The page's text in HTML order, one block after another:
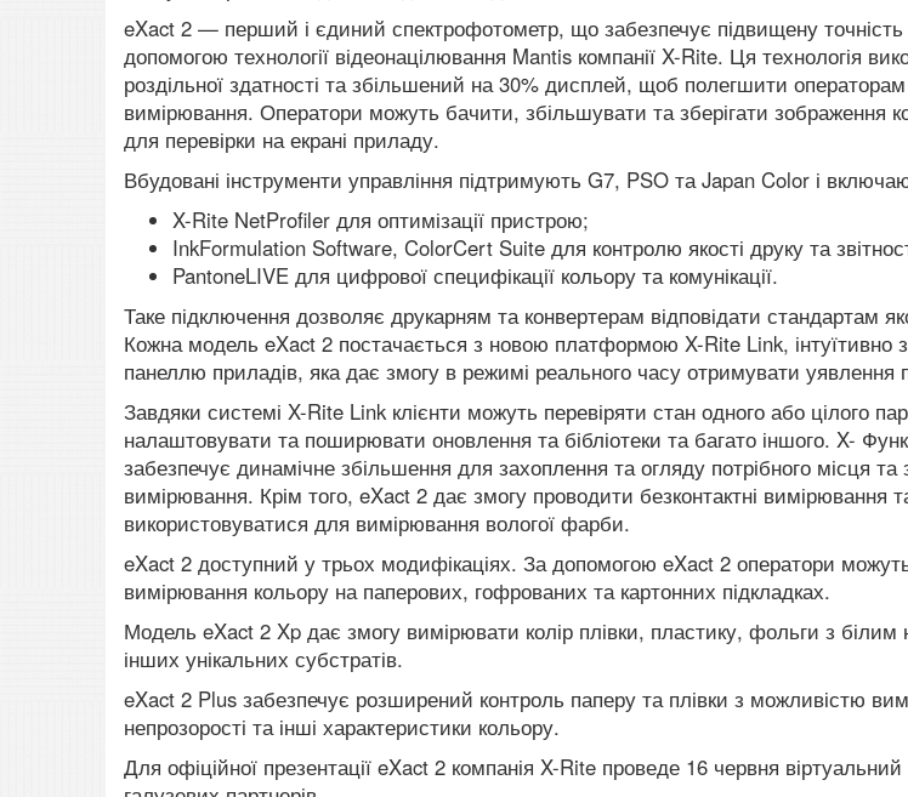
eXact 2 — перший і єдиний спектрофотометр, що забезпечує підвищену
допомогою технології відеонацілювання Mantis компанії X-Rite. Ця технологія
роздільної здатності та збільшений на 30% дисплей, щоб полегшити операторам
вимірювання. Оператори можуть бачити, збільшувати та зберігати зображення
для перевірки на екрані приладу.
Вбудовані інструменти управління підтримують G7, PSO та Japan Color і
X-Rite NetProfiler для оптимізації пристрою;
InkFormulation Software, ColorCert Suite для контролю якості друку та
PantoneLIVE для цифрової специфікації кольору та комунікації.
Таке підключення дозволяє друкарням та конвертерам відповідати стандартам
Кожна модель eXact 2 постачається з новою платформою X-Rite Link, інтуїтивно
панеллю приладів, яка дає змогу в режимі реального часу отримувати уявлення
Завдяки системі X-Rite Link клієнти можуть перевіряти стан одного або цілого
налаштовувати та поширювати оновлення та бібліотеки та багато іншого. X-
забезпечує динамічне збільшення для захоплення та огляду потрібного місця та
вимірювання. Крім того, eXact 2 дає змогу проводити безконтактні вимірювання
використовуватися для вимірювання вологої фарби.
eXact 2 доступний у трьох модифікаціях. За допомогою eXact 2 оператори
вимірювання кольору на паперових, гофрованих та картонних підкладках.
Модель eXact 2 Xp дає змогу вимірювати колір плівки, пластику, фольги з
інших унікальних субстратів.
eXact 2 Plus забезпечує розширений контроль паперу та плівки з можливістю
непрозорості та інші характеристики кольору.
Для офіційної презентації eXact 2 компанія X-Rite проведе 16 червня